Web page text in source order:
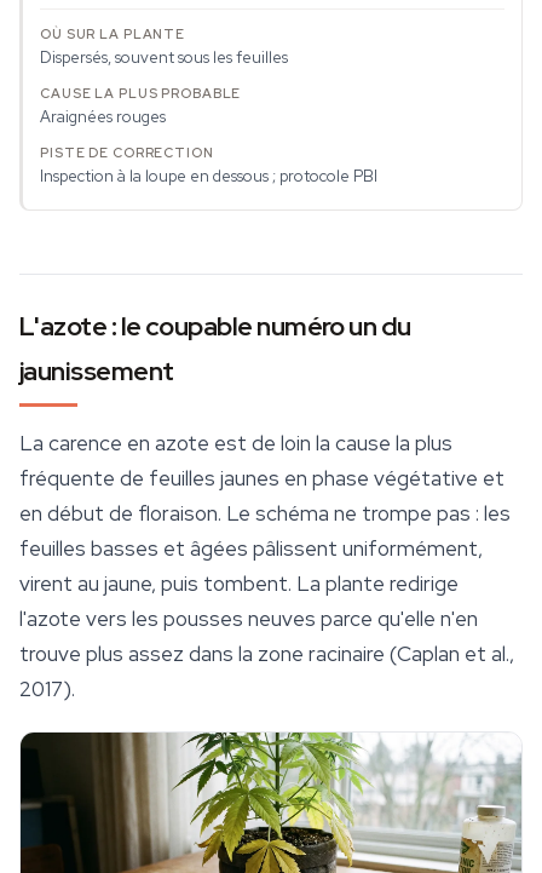
Dispersés, souvent sous les feuilles
Araignées rouges
Inspection à la loupe en dessous ; protocole PBI
L'azote : le coupable numéro un du
jaunissement
La carence en azote est de loin la cause la plus
fréquente de feuilles jaunes en phase végétative et
en début de floraison. Le schéma ne trompe pas : les
feuilles basses et âgées pâlissent uniformément,
virent au jaune, puis tombent. La plante redirige
l'azote vers les pousses neuves parce qu'elle n'en
trouve plus assez dans la zone racinaire (Caplan et al.,
2017).